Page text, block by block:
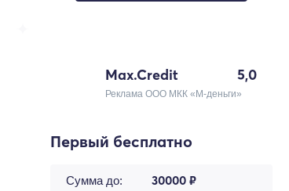
Max.Credit 5,0
Реклама ООО МКК «М-деньги»
Первый бесплатно
Сумма до: 30000 ₽